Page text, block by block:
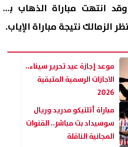
القاهرة، وقد انتهت مباراة الذهاب بين
الزمالك نتيجة مباراة الإياب.
موعد إجازة عيد تحرير سيناء..
الاجازات الرسمية المتبقية
2026
مباراة أتلتيكو مدريد وريال
سوسيداد بث مباشر.. القنوات
المجانية الناقلة